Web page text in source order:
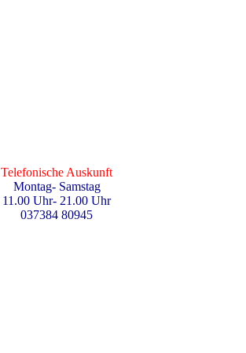
Telefonische Auskunft
Montag- Samstag
11.00 Uhr- 21.00 Uhr
037384 80945